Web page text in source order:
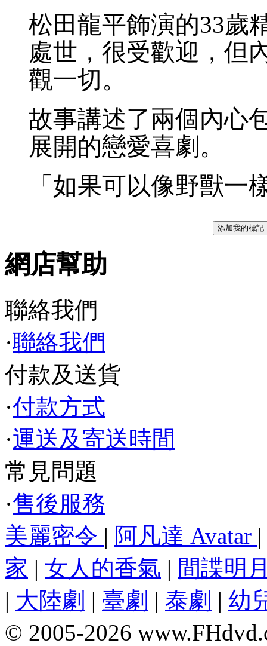
松田龍平飾演的33歲
處世，很受歡迎，但
觀一切。
故事講述了兩個內心
展開的戀愛喜劇
「如果可以像野獸一
網店幫助
聯絡我們
·聯絡我們
付款及送貨
·付款方式
·運送及寄送時間
常見問題
·售後服務
美麗密令 | 阿凡達 Avatar
家 | 女人的香氣 | 間諜明
| 大陸劇 | 臺劇 | 泰劇 | 幼
© 2005-2026